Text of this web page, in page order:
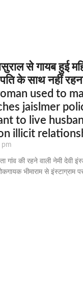
से गायब हुई
पति के साथ नहीं
used to
jaislmer
to live
illicit
pm
की रहने वाली नेमी देवी
भीमाराम से इंस्टाग्राम